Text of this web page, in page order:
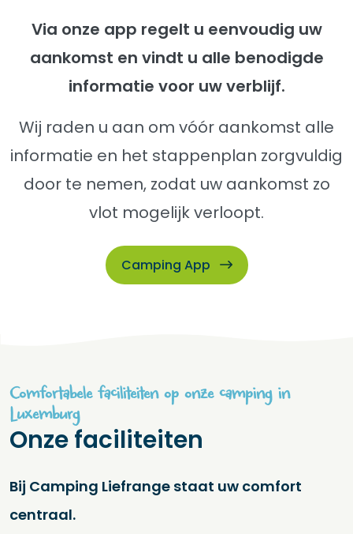
Via onze app regelt u eenvoudig uw
aankomst en vindt u alle benodigde
informatie voor uw verblijf.
Wij raden u aan om vóór aankomst alle
informatie en het stappenplan zorgvuldig
door te nemen, zodat uw aankomst zo
vlot mogelijk verloopt.
Camping App
Comfortabele faciliteiten op onze camping in
Luxemburg
Onze faciliteiten
Bij Camping Liefrange staat uw comfort
centraal.